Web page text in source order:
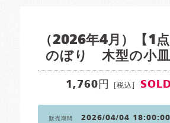
（2026年4月）【1
のぼり 木型の小
1,760円 [税込]
販売期間 2026/04/04 18:00:00